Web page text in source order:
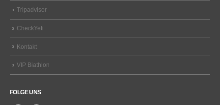
Tripadvisor
CheckYeti
Kontakt
VIP Biathlon
FOLGE UNS